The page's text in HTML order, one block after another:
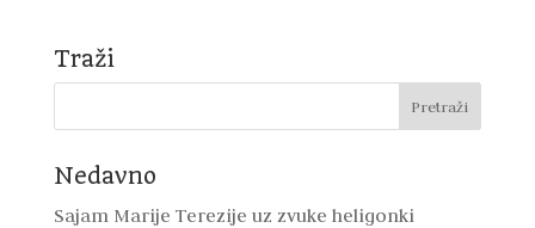
Traži
Nedavno
Sajam Marije Terezije uz zvuke heligonki